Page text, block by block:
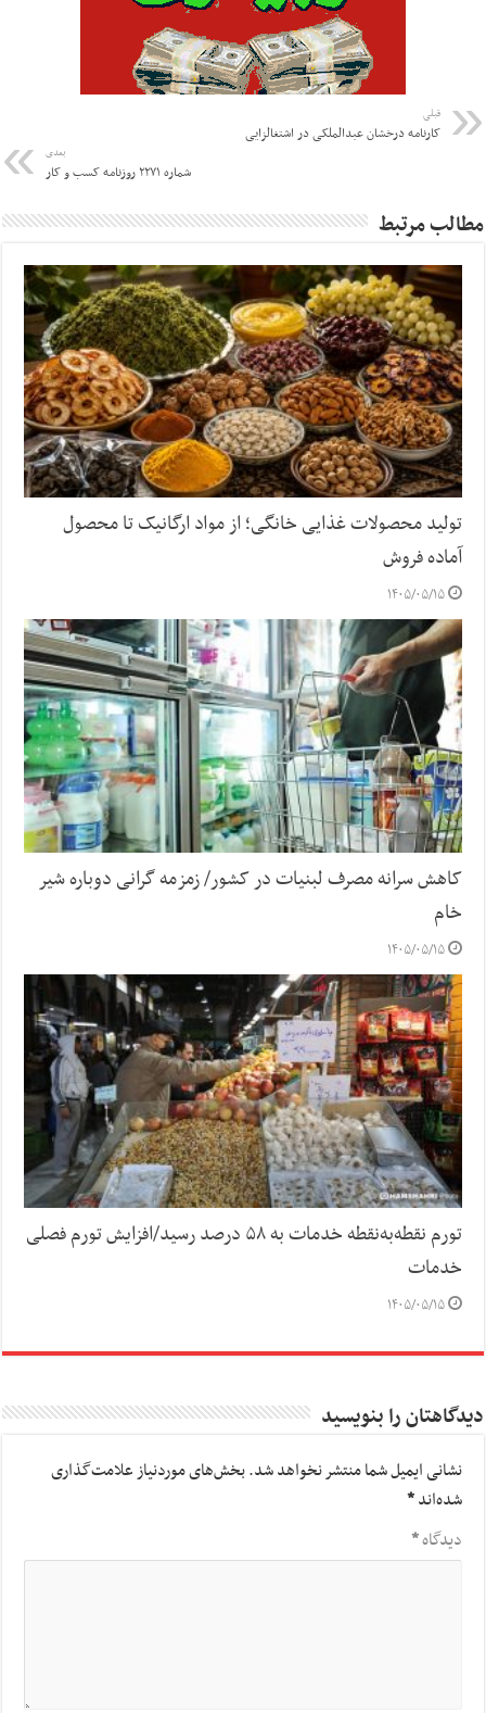
قبلی
کارنامه درخشان عبدالملکی در اشتغالزایی
بعدی
شماره ۲۲۷۱ روزنامه کسب و کار
مطالب مرتبط
تولید محصولات غذایی خانگی؛ از مواد ارگانیک تا محصول
آماده فروش
۱۴۰۵/۰۵/۱۵
کاهش سرانه مصرف لبنیات در کشور/ زمزمه گرانی دوباره شیر
خام
۱۴۰۵/۰۵/۱۵
تورم نقطه‌به‌نقطه خدمات به ۵۸ درصد رسید/افزایش تورم فصلی
خدمات
۱۴۰۵/۰۵/۱۵
دیدگاهتان را بنویسید
نشانی ایمیل شما منتشر نخواهد شد.بخش‌های موردنیاز علامت‌گذاری
شده‌اند*
دیدگاه*